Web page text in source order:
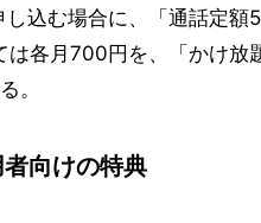
し込む場合に、「通話定
は各月700円を、「かけ
。
向けの特典